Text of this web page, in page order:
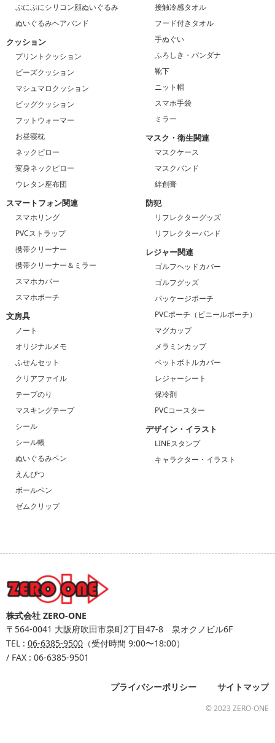
ぷにぷにシリコン顔ぬいぐるみ
ぬいぐるみヘアバンド
クッション
プリントクッション
ビーズクッション
マシュマロクッション
ビッグクッション
フットウォーマー
お昼寝枕
ネックピロー
変身ネックピロー
ウレタン座布団
スマートフォン関連
スマホリング
PVCストラップ
携帯クリーナー
携帯クリーナー＆ミラー
スマホカバー
スマホポーチ
文房具
ノート
オリジナルメモ
ふせんセット
クリアファイル
テープのり
マスキングテープ
シール
シール帳
ぬいぐるみペン
えんぴつ
ボールペン
ゼムクリップ
接触冷感タオル
フード付きタオル
手ぬぐい
ふろしき・バンダナ
靴下
ニット帽
スマホ手袋
ミラー
マスク・衛生関連
マスクケース
マスクバンド
絆創膏
防犯
リフレクターグッズ
リフレクターバンド
レジャー関連
ゴルフヘッドカバー
ゴルフグッズ
パッケージポーチ
PVCポーチ（ビニールポーチ）
マグカップ
メラミンカップ
ペットボトルカバー
レジャーシート
保冷剤
PVCコースター
デザイン・イラスト
LINEスタンプ
キャラクター・イラスト
株式会社 ZERO-ONE
〒564-0041 大阪府吹田市泉町2丁目47-8 泉オクノビル6F
TEL : 06-6385-9500 （受付時間 9:00〜18:00）
/ FAX : 06-6385-9501
プライバシーポリシー サイトマップ
© 2023 ZERO-ONE